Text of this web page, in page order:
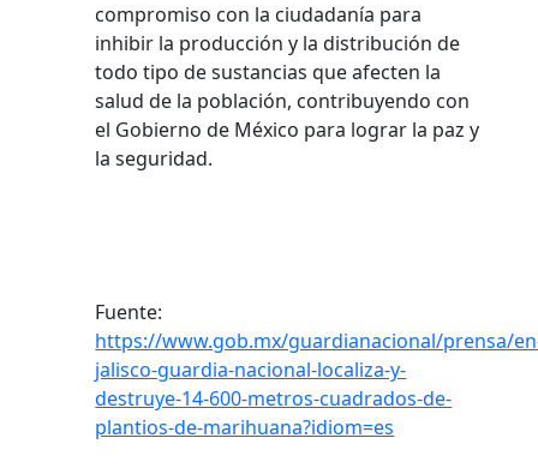
compromiso con la ciudadanía para
inhibir la producción y la distribución de
todo tipo de sustancias que afecten la
salud de la población, contribuyendo con
el Gobierno de México para lograr la paz y
la seguridad.
Fuente:
https://www.gob.mx/guardianacional/prensa/
jalisco-guardia-nacional-localiza-y-
destruye-14-600-metros-cuadrados-de-
plantios-de-marihuana?idiom=es